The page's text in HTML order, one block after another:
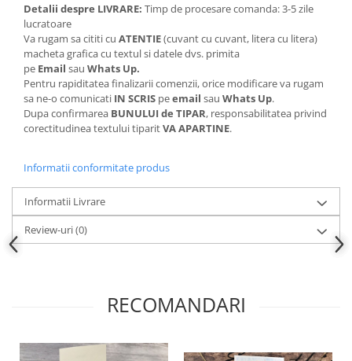
Detalii despre LIVRARE: Timp de procesare comanda: 3-5 zile
lucratoare
Va rugam sa cititi cu ATENTIE(cuvant cu cuvant, litera cu litera)
macheta grafica cu textul si datele dvs. primita
pe Email sau Whats Up.
Pentru rapiditatea finalizarii comenzii, orice modificare va rugam
sa ne-o comunicati IN SCRIS peemail sau Whats Up.
Dupa confirmarea BUNULUI de TIPAR, responsabilitatea privind
corectitudinea textului tiparitVA APARTINE.
Informatii conformitate produs
Informatii Livrare
Review-uri(0)
RECOMANDARI